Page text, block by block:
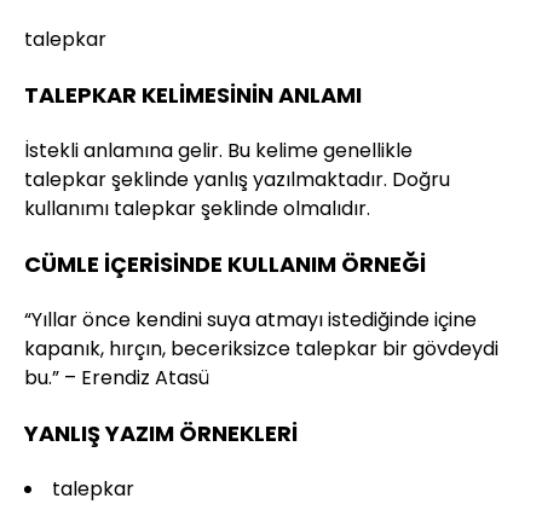
talepkar
TALEPKAR KELİMESİNİN ANLAMI
İstekli anlamına gelir. Bu kelime genellikle
talepkar şeklinde yanlış yazılmaktadır. Doğru
kullanımı talepkar şeklinde olmalıdır.
CÜMLE İÇERİSİNDE KULLANIM ÖRNEĞİ
“Yıllar önce kendini suya atmayı istediğinde içine
kapanık, hırçın, beceriksizce talepkar bir gövdeydi
bu.” – Erendiz Atasü
YANLIŞ YAZIM ÖRNEKLERİ
talepkar